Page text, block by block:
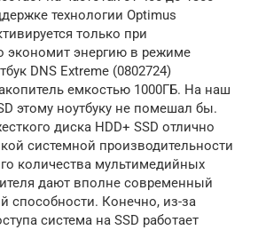
технологии Optimus
только при
экономит энергию в режиме
DNS Extreme (0802724)
емкостью 1000ГБ. На наш
этому ноутбуку не помешал бы.
диска HDD+ SSD отлично
системной производительности
количества мультимедийных
дают вполне современный
способности. Конечно, из-за
система на SSD работает